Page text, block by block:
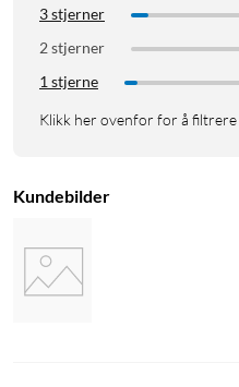
3 stjerner
2 stjerner
1 stjerne
Klikk her ovenfor for å filtrere
Kundebilder